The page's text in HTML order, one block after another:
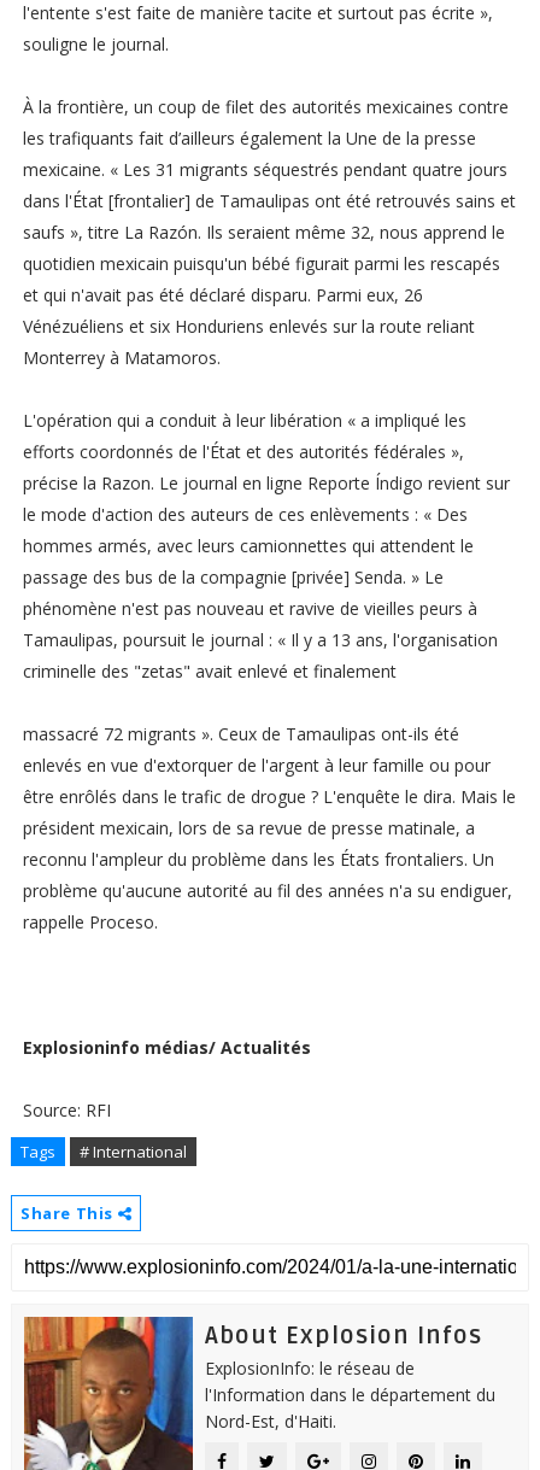
l'entente s'est faite de manière tacite et surtout pas écrite »,
souligne le journal.
À la frontière, un coup de filet des autorités mexicaines contre
les trafiquants fait d’ailleurs également la Une de la presse
mexicaine. « Les 31 migrants séquestrés pendant quatre jours
dans l'État [frontalier] de Tamaulipas ont été retrouvés sains et
saufs », titre La Razón. Ils seraient même 32, nous apprend le
quotidien mexicain puisqu'un bébé figurait parmi les rescapés
et qui n'avait pas été déclaré disparu. Parmi eux, 26
Vénézuéliens et six Honduriens enlevés sur la route reliant
Monterrey à Matamoros.
L'opération qui a conduit à leur libération « a impliqué les
efforts coordonnés de l'État et des autorités fédérales »,
précise la Razon. Le journal en ligne Reporte Índigo revient sur
le mode d'action des auteurs de ces enlèvements : « Des
hommes armés, avec leurs camionnettes qui attendent le
passage des bus de la compagnie [privée] Senda. » Le
phénomène n'est pas nouveau et ravive de vieilles peurs à
Tamaulipas, poursuit le journal : « Il y a 13 ans, l'organisation
criminelle des "zetas" avait enlevé et finalement
massacré 72 migrants ». Ceux de Tamaulipas ont-ils été
enlevés en vue d'extorquer de l'argent à leur famille ou pour
être enrôlés dans le trafic de drogue ? L'enquête le dira. Mais le
président mexicain, lors de sa revue de presse matinale, a
reconnu l'ampleur du problème dans les États frontaliers. Un
problème qu'aucune autorité au fil des années n'a su endiguer,
rappelle Proceso.
Explosioninfo médias/ Actualités
Source: RFI
Tags # International
Share This
About Explosion Infos
ExplosionInfo: le réseau de
l'Information dans le département du
Nord-Est, d'Haiti.